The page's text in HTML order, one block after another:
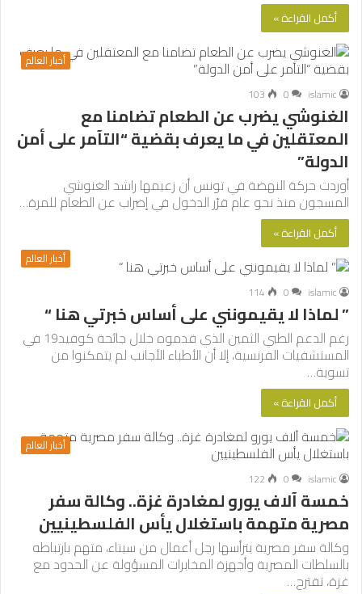
أكمل القراءة »
أخبار العالم
islamic
0
103
الغنوشي يضرب عن الطعام تضامنا مع
المعتقلين في ما يعرف بقضية “التآمر على أمن
الدولة”
أوردت حركة النهضة في تونس أن زعيمها راشد الغنوشي
المسجون منذ نحو عام قرّر الدخول في إضراب عن الطعام للمرة…
أكمل القراءة »
أخبار العالم
islamic
0
114
” لماذا لا يقيمونني على أساس خبرتي هنا “
رغم الدعم الطبي الثمين الذي قدموه خلال جائحة كوفيد19 في
المستشفيات الفرنسية، إلا أن الأطباء الأجانب لم يتمكنوا من
تسوية…
أكمل القراءة »
أخبار العالم
islamic
0
122
خمسة آلاف يورو لمغادرة غزة.. وكالة سفر
مصرية متهمة باستغلال يأس الفلسطينيين
وكالة سفر مصرية يترأسها رجل أعمال من سيناء، متهم بارتباطه
بالسلطات المصرية وأجهزة المخابرات المسؤولة عن الحدود مع
غزة، تقترح…